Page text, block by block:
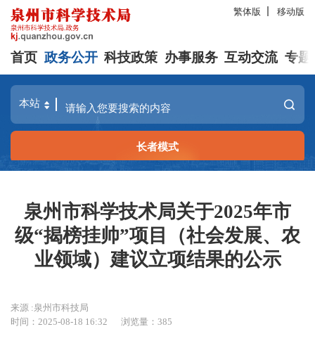
繁体版 移动版
首页 政务公开 科技政策 办事服务 互动交流 专题
长者模式
泉州市科学技术局关于2025年市
级“揭榜挂帅”项目（社会发展、农
业领域）建议立项结果的公示
来源 :泉州市科技局
时间：2025-08-18 16:32
浏览量：385